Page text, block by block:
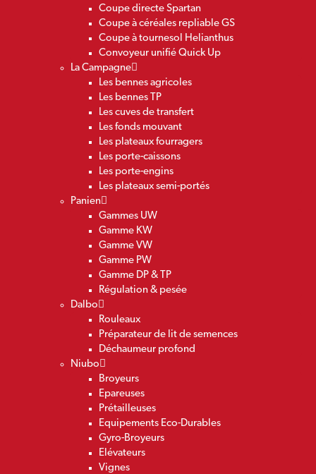
Coupe directe Spartan
Coupe à céréales repliable GS
Coupe à tournesol Helianthus
Convoyeur unifié Quick Up
La Campagne
Les bennes agricoles
Les bennes TP
Les cuves de transfert
Les fonds mouvant
Les plateaux fourragers
Les porte-caissons
Les porte-engins
Les plateaux semi-portés
Panien
Gammes UW
Gamme KW
Gamme VW
Gamme PW
Gamme DP & TP
Régulation & pesée
Dalbo
Rouleaux
Préparateur de lit de semences
Déchaumeur profond
Niubo
Broyeurs
Epareuses
Prétailleuses
Equipements Eco-Durables
Gyro-Broyeurs
Elévateurs
Vignes